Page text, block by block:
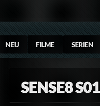
NEU FILME SERIEN
SENSE8